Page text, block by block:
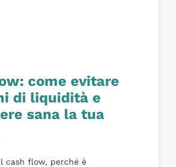
come evitare
di liquidità e
sana la tua
cash flow, perché è